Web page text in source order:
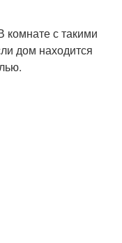
комнате с такими
дом находится